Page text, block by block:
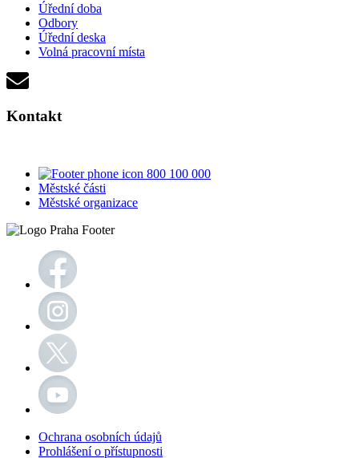
Úřední doba
Odbory
Úřední deska
Volná pracovní místa
Kontakt
800 100 000
Městské části
Městské organizace
Ochrana osobních údajů
Prohlášení o přístupnosti